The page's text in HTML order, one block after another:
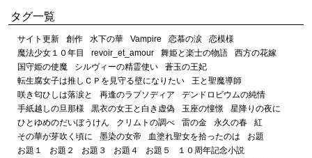
タグ一覧
サイト更新 創作 水下の華 Vampire 恋慕の涙
恋模様
魔法少女１０年目
revoir_et_amour 舞姫と楽士の物語
西方の花嫁
国守姫の使魔
シルヴィーの精霊使い
蒼玉の王妃
転生腐女子は推しＣＰを見守る壁になりたい
王と聖魔導師
咲き匂ひしは落涙と
再逢のラプソディア
デンドロビウムの純情
手紙越しの旦那様
黒衣の女王と白き虚偽 玉座の憧憬
星降りの夜に
ひとゆめのだいぼうけん
クリムトの調べ 雷の金 永久の春
紅
その華が芽吹く頃に
墨染の女帝 血塗れ聖女を拾ったのは
お題
お題１
お題２ お題３ お題４ お題５
１０周年記念小説